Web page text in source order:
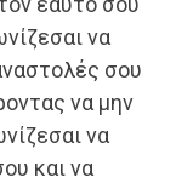
να
σου
να μην
να
και να